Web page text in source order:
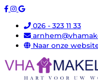
026 - 323 11 33
Naar onze